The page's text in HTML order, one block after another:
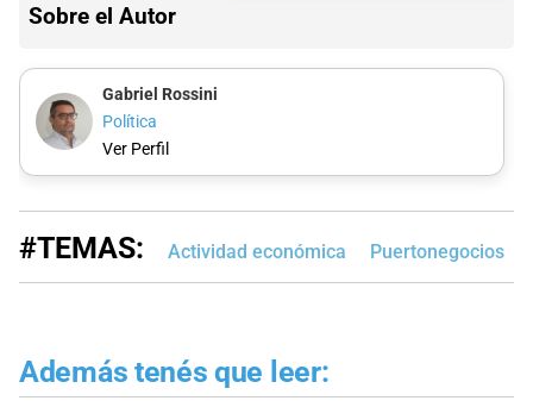
Sobre el Autor
Gabriel Rossini
Política
Ver Perfil
#TEMAS: Actividad económica Puertonegocios
Además tenés que leer: